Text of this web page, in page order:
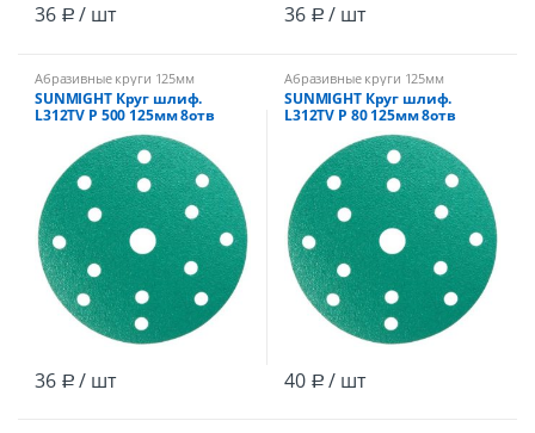
36 Р / шт 36 Р / шт
Абразивные круги 125мм
SUNMIGHT Круг шлиф.
L312TV Р 500 125мм 8отв
зеленый /100
36 Р / шт
Абразивные круги 125мм
SUNMIGHT Круг шлиф.
L312TV Р 80 125мм 8отв
зеленый /100
40 Р / шт